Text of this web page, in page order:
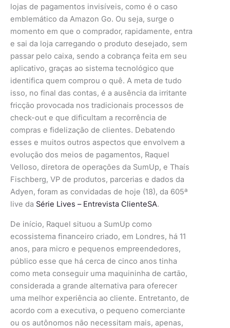
lojas de pagamentos invisíveis, como é o caso
emblemático da Amazon Go. Ou seja, surge o
momento em que o comprador, rapidamente, entra
e sai da loja carregando o produto desejado, sem
passar pelo caixa, sendo a cobrança feita em seu
aplicativo, graças ao sistema tecnológico que
identifica quem comprou o quê. A meta de tudo
isso, no final das contas, é a ausência da irritante
fricção provocada nos tradicionais processos de
check-out e que dificultam a recorrência de
compras e fidelização de clientes. Debatendo
esses e muitos outros aspectos que envolvem a
evolução dos meios de pagamentos, Raquel
Velloso, diretora de operações da SumUp, e Thaís
Fischberg, VP de produtos, parcerias e dados da
Adyen, foram as convidadas de hoje (18), da 605ª
live da Série Lives – Entrevista ClienteSA.
De início, Raquel situou a SumUp como
ecossistema financeiro criado, em Londres, há 11
anos, para micro e pequenos empreendedores,
público esse que há cerca de cinco anos tinha
como meta conseguir uma maquininha de cartão,
considerada a grande alternativa para oferecer
uma melhor experiência ao cliente. Entretanto, de
acordo com a executiva, o pequeno comerciante
ou os autônomos não necessitam mais, apenas,